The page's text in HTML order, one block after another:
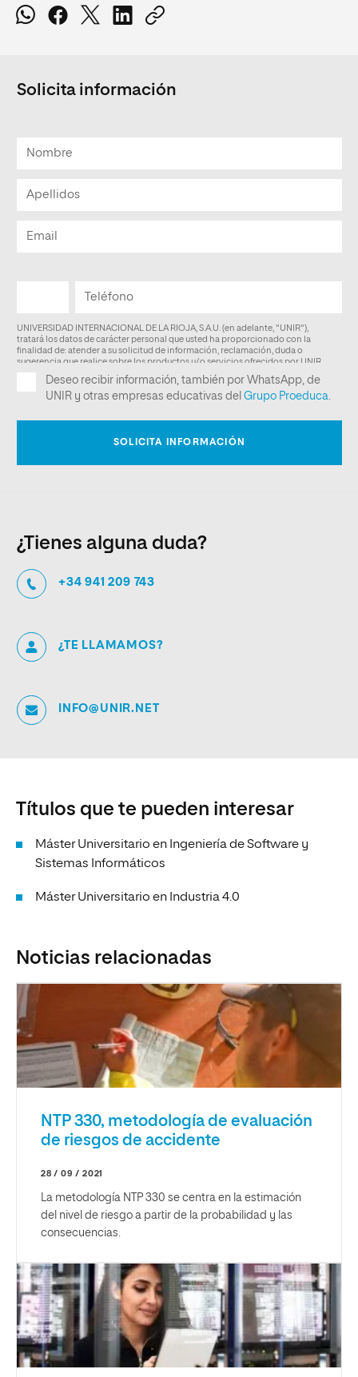
Solicita información
¿Tienes alguna duda?
+34 941 209 743
¿TE LLAMAMOS?
INFO@UNIR.NET
Títulos que te pueden interesar
Máster Universitario en Ingeniería de Software y
Sistemas Informáticos
Máster Universitario en Industria 4.0
Noticias relacionadas
NTP 330, metodología de evaluación
de riesgos de accidente
28 / 09 / 2021
La metodología NTP 330 se centra en la estimación
del nivel de riesgo a partir de la probabilidad y las
consecuencias.